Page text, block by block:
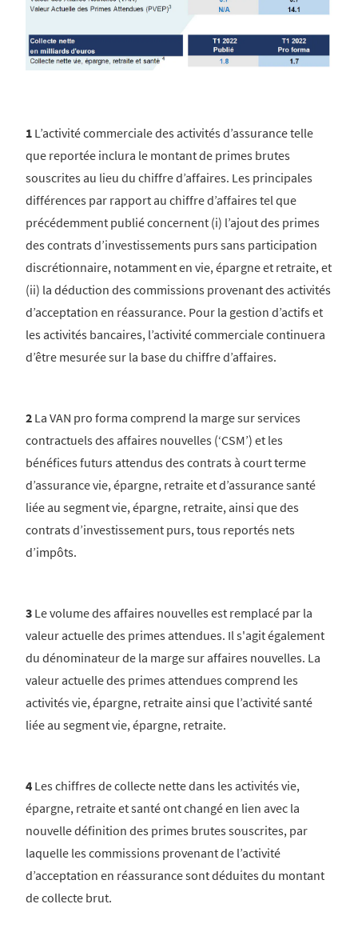
1 L’activité commerciale des activités d’assurance telle
que reportée inclura le montant de primes brutes
souscrites au lieu du chiffre d’affaires. Les principales
différences par rapport au chiffre d’affaires tel que
précédemment publié concernent (i) l’ajout des primes
des contrats d’investissements purs sans participation
discrétionnaire, notamment en vie, épargne et retraite, et
(ii) la déduction des commissions provenant des activités
d’acceptation en réassurance. Pour la gestion d’actifs et
les activités bancaires, l’activité commerciale continuera
d’être mesurée sur la base du chiffre d’affaires.
2 La VAN pro forma comprend la marge sur services
contractuels des affaires nouvelles (‘CSM’) et les
bénéfices futurs attendus des contrats à court terme
d’assurance vie, épargne, retraite et d’assurance santé
liée au segment vie, épargne, retraite, ainsi que des
contrats d’investissement purs, tous reportés nets
d’impôts.
3 Le volume des affaires nouvelles est remplacé par la
valeur actuelle des primes attendues. Il s'agit également
du dénominateur de la marge sur affaires nouvelles. La
valeur actuelle des primes attendues comprend les
activités vie, épargne, retraite ainsi que l’activité santé
liée au segment vie, épargne, retraite.
4 Les chiffres de collecte nette dans les activités vie,
épargne, retraite et santé ont changé en lien avec la
nouvelle définition des primes brutes souscrites, par
laquelle les commissions provenant de l’activité
d’acceptation en réassurance sont déduites du montant
de collecte brut.